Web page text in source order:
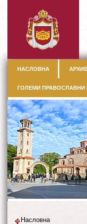
НАСЛОВНА
ГОЛЕМИ ПРАВОСЛАВНИ
Насловна